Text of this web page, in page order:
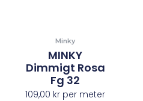
Minky
MINKY
Dimmigt Rosa
Fg 32
109,00 kr per meter